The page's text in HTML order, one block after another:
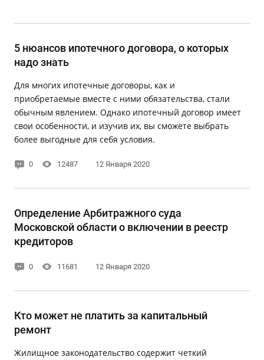
5 нюансов ипотечного договора, о которых
надо знать
Для многих ипотечные договоры, как и
приобретаемые вместе с ними обязательства, стали
обычным явлением. Однако ипотечный договор имеет
свои особенности, и изучив их, вы сможете выбрать
более выгодные для себя условия.
0 12487 12 Января 2020
Определение Арбитражного суда
Московской области о включении в реестр
кредиторов
0 11681 12 Января 2020
Кто может не платить за капитальный
ремонт
Жилищное законодательство содержит четкий